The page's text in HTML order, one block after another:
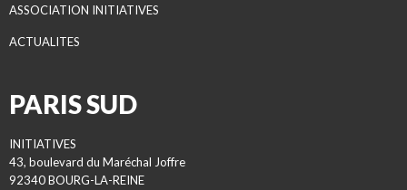
ASSOCIATION INITIATIVES
ACTUALITES
PARIS SUD
INITIATIVES
43, boulevard du Maréchal Joffre
92340 BOURG-LA-REINE